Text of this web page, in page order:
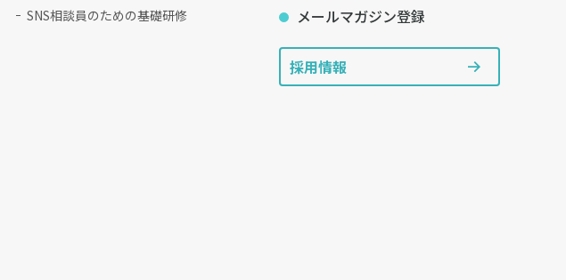
SNS相談員のための基礎研修
メールマガジン登録
採用情報